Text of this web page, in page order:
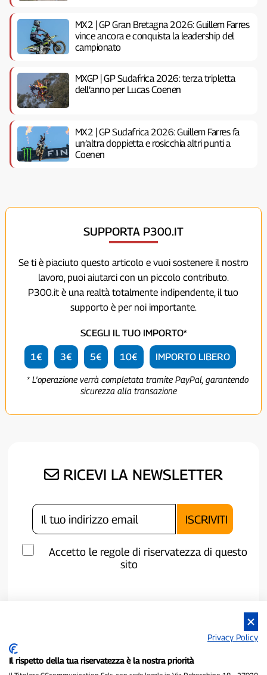
MX2 | GP Gran Bretagna 2026: Guillem Farres
vince ancora e conquista la leadership del
campionato
MXGP | GP Sudafrica 2026: terza tripletta
dell’anno per Lucas Coenen
MX2 | GP Sudafrica 2026: Guillem Farres fa
un’altra doppietta e rosicchia altri punti a
Coenen
SUPPORTA P300.IT
Se ti è piaciuto questo articolo e vuoi sostenere il nostro
lavoro, puoi aiutarci con un piccolo contributo.
P300.it è una realtà totalmente indipendente, il tuo
supporto è per noi importante.
SCEGLI IL TUO IMPORTO*
1€ 3€ 5€ 10€ IMPORTO LIBERO
* L'operazione verrà completata tramite PayPal, garantendo
sicurezza alla transazione
RICEVI LA NEWSLETTER
Accetto le regole di riservatezza di questo
sito
Privacy Policy
Il rispetto della tua riservatezza è la nostra priorità